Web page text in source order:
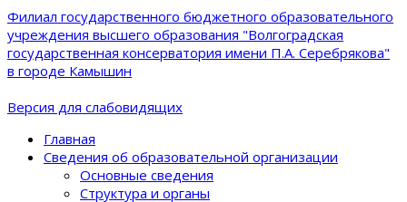
Филиал государственного бюджетного образовательного
учреждения высшего образования "Волгоградская
государственная консерватория имени П.А. Серебрякова"
в городе Камышин
Версия для слабовидящих
Главная
Сведения об образовательной организации
Основные сведения
Структура и органы